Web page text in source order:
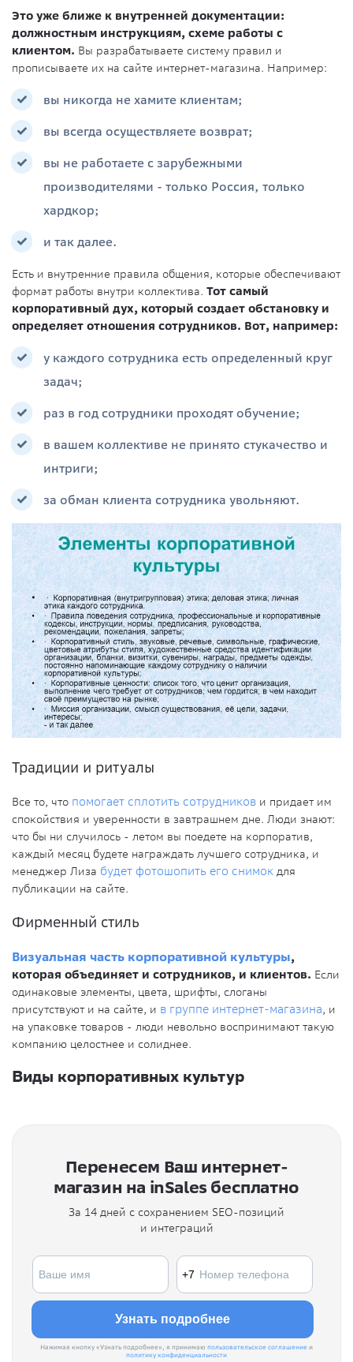
Это уже ближе к внутренней документации:
должностным инструкциям, схеме работы с
клиентом. Вы разрабатываете систему правил и
прописываете их на сайте интернет-магазина. Например:
вы никогда не хамите клиентам;
вы всегда осуществляете возврат;
вы не работаете с зарубежными
производителями - только Россия, только
хардкор;
и так далее.
Есть и внутренние правила общения, которые обеспечивают
формат работы внутри коллектива. Тот самый
корпоративный дух, который создает обстановку и
определяет отношения сотрудников. Вот, например:
у каждого сотрудника есть определенный круг
задач;
раз в год сотрудники проходят обучение;
в вашем коллективе не принято стукачество и
интриги;
за обман клиента сотрудника увольняют.
Традиции и ритуалы
Все то, что помогает сплотить сотрудников и придает им
спокойствия и уверенности в завтрашнем дне. Люди знают:
что бы ни случилось - летом вы поедете на корпоратив,
каждый месяц будете награждать лучшего сотрудника, и
менеджер Лиза будет фотошопить его снимок для
публикации на сайте.
Фирменный стиль
Визуальная часть корпоративной культуры,
которая объединяет и сотрудников, и клиентов. Если
одинаковые элементы, цвета, шрифты, слоганы
присутствуют и на сайте, и в группе интернет-магазина, и
на упаковке товаров - люди невольно воспринимают такую
компанию целостнее и солиднее.
Виды корпоративных культур
Перенесем Ваш интернет-
магазин на inSales бесплатно
За 14 дней с сохранением SEO-позиций
и интеграций
Нажимая кнопку «Узнать подробнее», я принимаю пользовательское соглашение и
политику конфиденциальности